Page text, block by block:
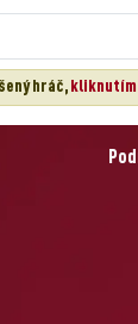
hráč,